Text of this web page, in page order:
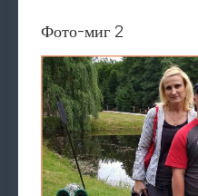
Фото-миг 2